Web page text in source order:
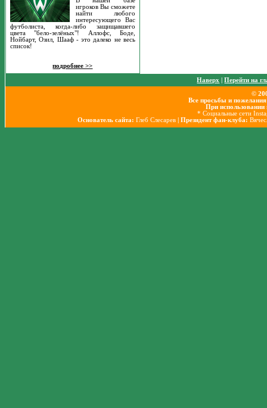
игроков Вы сможете
найти любого
интересующего Вас
футболиста, когда-либо защищавшего
цвета "бело-зелёных"! Аллофс, Боде,
Нойбарт, Озил, Шааф - это далеко не весь
список!
подробнее >>
Наверх |Перейти на
©
Все просьбы и
При использовании
* Социальные сети
Основатель сайта: Глеб Слесарев | Президент фан-клуба: